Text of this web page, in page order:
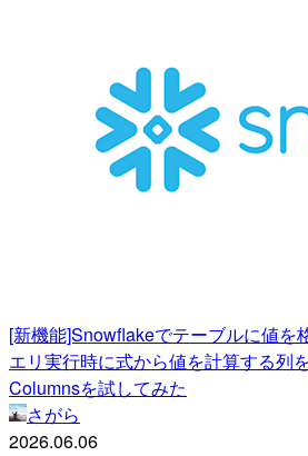
[新機能]Snowflakeでテーブルに値を
エリ実行時に式から値を計算する列
Columnsを試してみた
さがら
2026.06.06